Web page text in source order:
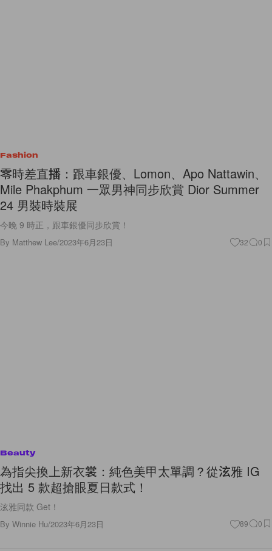
Fashion
零時差直播：跟車銀優、Lomon、Apo Nattawin、
Mile Phakphum 一眾男神同步欣賞 Dior Summer
24 男裝時裝展
今晚 9 時正，跟車銀優同步欣賞！
By Matthew Lee/2023年6月23日 32 0
Beauty
為指尖換上新衣裳：純色美甲太單調？從泫雅 IG
找出 5 款超搶眼夏日款式！
泫雅同款 Get！
By Winnie Hu/2023年6月23日 89 0